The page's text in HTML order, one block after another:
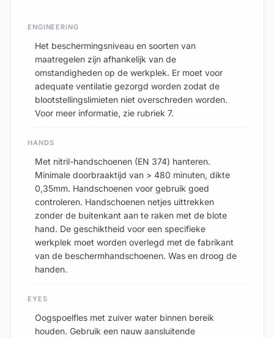
ENGINEERING
Het beschermingsniveau en soorten van
maatregelen zijn afhankelijk van de
omstandigheden op de werkplek. Er moet voor
adequate ventilatie gezorgd worden zodat de
blootstellingslimieten niet overschreden worden.
Voor meer informatie, zie rubriek 7.
HANDS
Met nitril-handschoenen (EN 374) hanteren.
Minimale doorbraaktijd van > 480 minuten, dikte
0,35mm. Handschoenen voor gebruik goed
controleren. Handschoenen netjes uittrekken
zonder de buitenkant aan te raken met de blote
hand. De geschiktheid voor een specifieke
werkplek moet worden overlegd met de fabrikant
van de beschermhandschoenen. Was en droog de
handen.
EYES
Oogspoelfles met zuiver water binnen bereik
houden. Gebruik een nauw aansluitende